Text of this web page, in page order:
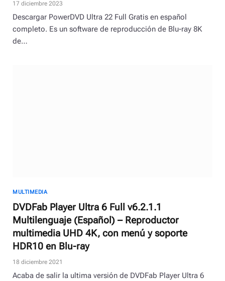
17 diciembre 2023
Descargar PowerDVD Ultra 22 Full Gratis en español
completo. Es un software de reproducción de Blu-ray 8K
de…
MULTIMEDIA
DVDFab Player Ultra 6 Full v6.2.1.1
Multilenguaje (Español) – Reproductor
multimedia UHD 4K, con menú y soporte
HDR10 en Blu-ray
18 diciembre 2021
Acaba de salir la ultima versión de DVDFab Player Ultra 6